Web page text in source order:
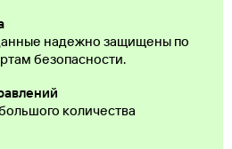
надежно защищены по
безопасности.
количества